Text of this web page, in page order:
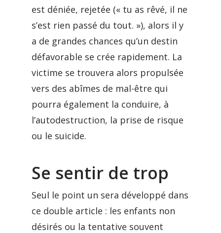
est déniée, rejetée (« tu as rêvé, il ne
s’est rien passé du tout. »), alors il y
a de grandes chances qu’un destin
défavorable se crée rapidement. La
victime se trouvera alors propulsée
vers des abîmes de mal-être qui
pourra également la conduire, à
l’autodestruction, la prise de risque
ou le suicide.
Se sentir de trop
Seul le point un sera développé dans
ce double article : les enfants non
désirés ou la tentative souvent